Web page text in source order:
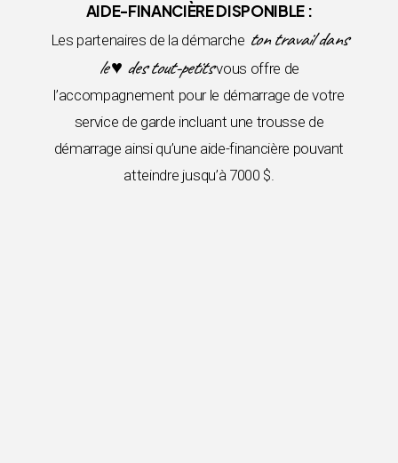
AIDE-FINANCIÈRE DISPONIBLE :
Les partenaires de la démarche ton travail dans
le ♥ des tout-petitsvous offre de
l’accompagnement pour le démarrage de votre
service de garde incluant une trousse de
démarrage ainsi qu’une aide-financière pouvant
atteindre jusqu’à 7000 $.